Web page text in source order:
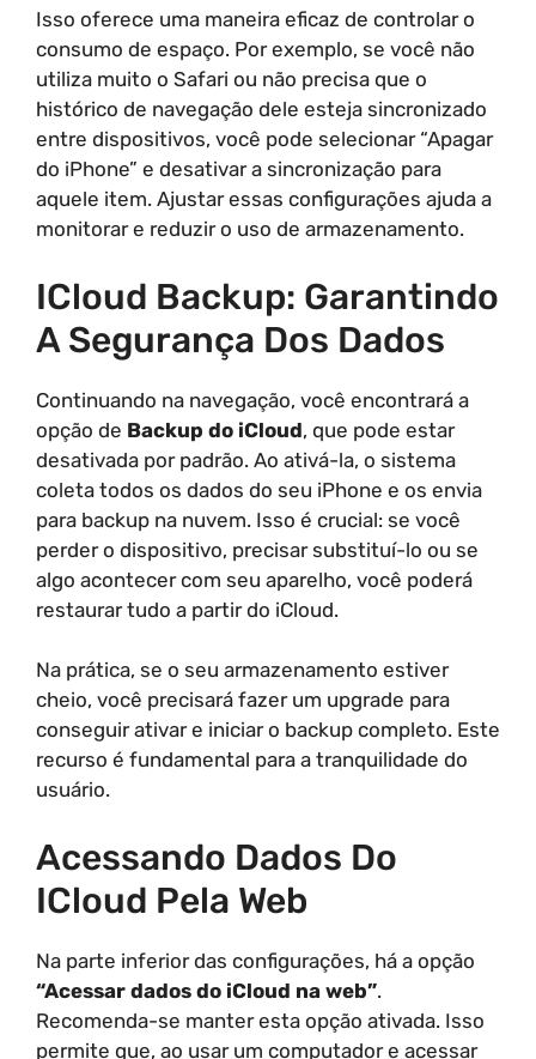
Isso oferece uma maneira eficaz de controlar o
consumo de espaço. Por exemplo, se você não
utiliza muito o Safari ou não precisa que o
histórico de navegação dele esteja sincronizado
entre dispositivos, você pode selecionar “Apagar
do iPhone” e desativar a sincronização para
aquele item. Ajustar essas configurações ajuda a
monitorar e reduzir o uso de armazenamento.
ICloud Backup: Garantindo
A Segurança Dos Dados
Continuando na navegação, você encontrará a
opção de Backup do iCloud, que pode estar
desativada por padrão. Ao ativá-la, o sistema
coleta todos os dados do seu iPhone e os envia
para backup na nuvem. Isso é crucial: se você
perder o dispositivo, precisar substituí-lo ou se
algo acontecer com seu aparelho, você poderá
restaurar tudo a partir do iCloud.
Na prática, se o seu armazenamento estiver
cheio, você precisará fazer um upgrade para
conseguir ativar e iniciar o backup completo. Este
recurso é fundamental para a tranquilidade do
usuário.
Acessando Dados Do
ICloud Pela Web
Na parte inferior das configurações, há a opção
“Acessar dados do iCloud na web”.
Recomenda-se manter esta opção ativada. Isso
permite que, ao usar um computador e acessar